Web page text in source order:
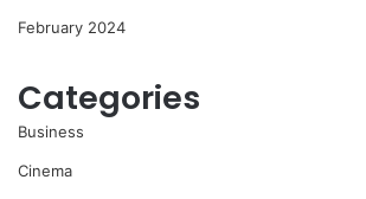
February 2024
Categories
Business
Cinema